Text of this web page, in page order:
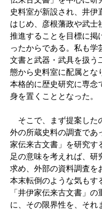
史料室が新設され、井伊
はじめ、彦根藩政や武士
推進することを目標に掲
ったからである。私も学
文書と武器・武具を扱う
態から史料室に配属とな
本格的に歴史研究に専念
身を置くこととなった。
そこで、まず提案した
外の所蔵史料の調査であ
家伝来古文書」を研究す
足の意味を考えれば、研
求め、外部の資料調査を
本末転倒のような気もす
「井伊家伝来古文書」の
に、その限界性を、それ